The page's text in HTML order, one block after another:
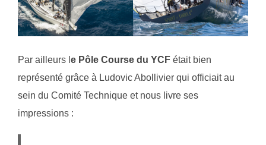
Par ailleurs l e Pôle Course du YCF était bien
représenté grâce à Ludovic Abollivier qui officiait au
sein du Comité Technique et nous livre ses
impressions :